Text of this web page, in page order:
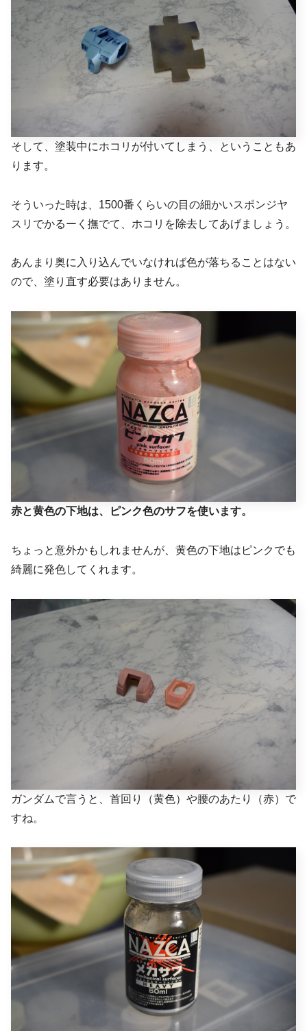
そして、塗装中にホコリが付いてしまう、ということもあ
ります。
そういった時は、1500番くらいの目の細かいスポンジヤ
スリでかるーく撫でて、ホコリを除去してあげましょう。
あんまり奥に入り込んでいなければ色が落ちることはない
ので、塗り直す必要はありません。
赤と黄色の下地は、ピンク色のサフを使います。
ちょっと意外かもしれませんが、黄色の下地はピンクでも
綺麗に発色してくれます。
ガンダムで言うと、首回り（黄色）や腰のあたり（赤）で
すね。